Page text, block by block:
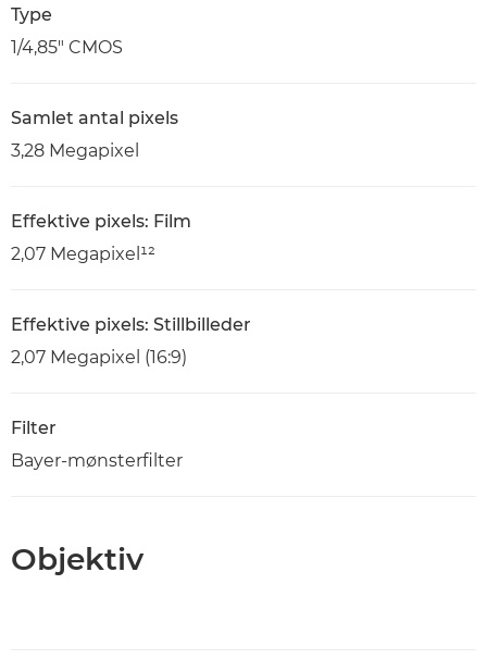
Type
1/4,85" CMOS
Samlet antal pixels
3,28 Megapixel
Effektive pixels: Film
2,07 Megapixel¹²
Effektive pixels: Stillbilleder
2,07 Megapixel (16:9)
Filter
Bayer-mønsterfilter
Objektiv